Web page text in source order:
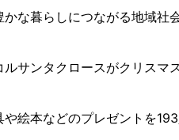
な暮らしにつながる地域社
サンタクロースがクリスマ
絵本などのプレゼントを